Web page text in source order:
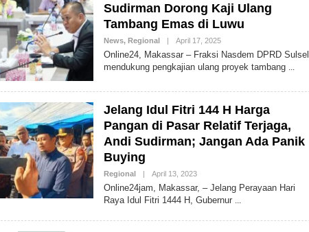
Sudirman Dorong Kaji Ulang
Tambang Emas di Luwu
News, Regional | April 17, 2025B
Y
A
N
K
I
R
D
Online24, Makassar – Fraksi Nasdem DPRD Sulsel
mendukung pengkajian ulang proyek tambang
Jelang Idul Fitri 144 H Harga
Pangan di Pasar Relatif Terjaga,
Andi Sudirman; Jangan Ada Panik
Buying
Regional | April 13, 2023B
I
D
I
Online24jam, Makassar, – Jelang Perayaan Hari
Raya Idul Fitri 1444 H, Gubernur